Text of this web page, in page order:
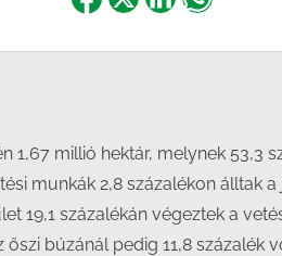
ShareShareShareShare
1,67 millió hektár, melynek
munkák 2,8 százalékon
19,1 százalékán végeztek a
őszi búzánál pedig 11,8